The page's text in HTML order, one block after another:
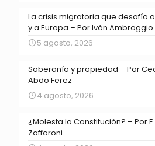
La crisis migratoria que desafía
y a Europa – Por Iván Ambroggio
5 agosto, 2026
Soberanía y propiedad – Por
Abdo Ferez
4 agosto, 2026
¿Molesta la Constitución? – Por
Zaffaroni